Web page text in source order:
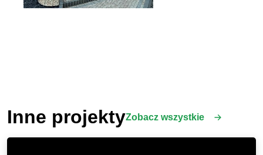
Inne projektyZobacz wszystkie